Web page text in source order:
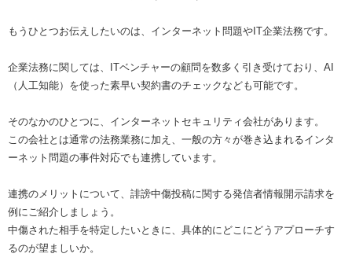
もうひとつお伝えしたいのは、インターネット問題やIT企業法務です。
企業法務に関しては、ITベンチャーの顧問を数多く引き受けており、AI
（人工知能）を使った素早い契約書のチェックなども可能です。
そのなかのひとつに、インターネットセキュリティ会社があります。
この会社とは通常の法務業務に加え、一般の方々が巻き込まれるインタ
ーネット問題の事件対応でも連携しています。
連携のメリットについて、誹謗中傷投稿に関する発信者情報開示請求を
例にご紹介しましょう。
中傷された相手を特定したいときに、具体的にどこにどうアプローチす
るのが望ましいか。